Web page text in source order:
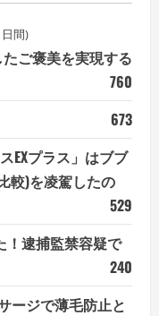
間)
たご褒美を実現する
760
673
EXプラス」はブブ
較)を凌駕したの
529
！逮捕監禁容疑で
240
ージで薄毛防止と